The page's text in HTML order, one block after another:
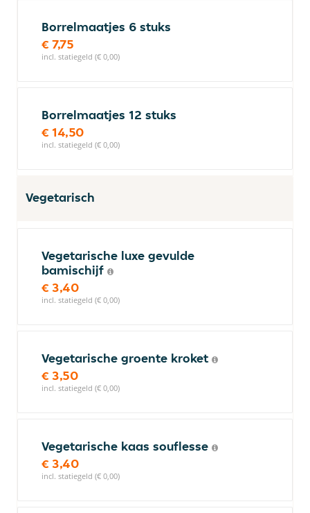
Borrelmaatjes 6 stuks
€ 7,75
incl. statiegeld (€ 0,00)
Borrelmaatjes 12 stuks
€ 14,50
incl. statiegeld (€ 0,00)
Vegetarisch
Vegetarische luxe gevulde
bamischijf
€ 3,40
incl. statiegeld (€ 0,00)
Vegetarische groente kroket
€ 3,50
incl. statiegeld (€ 0,00)
Vegetarische kaas souflesse
€ 3,40
incl. statiegeld (€ 0,00)